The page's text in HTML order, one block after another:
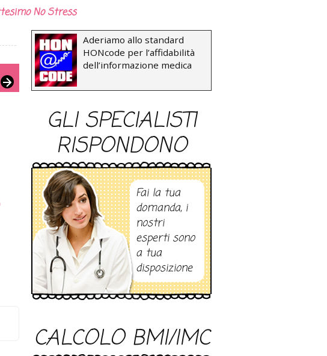
No Stress
Aderiamo allo standard
HONcode per l’affidabilità
dell’informazione medica
GLI SPECIALISTI
RISPONDONO
Fai la tua
domanda, i
nostri
esperti sono
a tua
disposizione
CALCOLO BMI/IMC